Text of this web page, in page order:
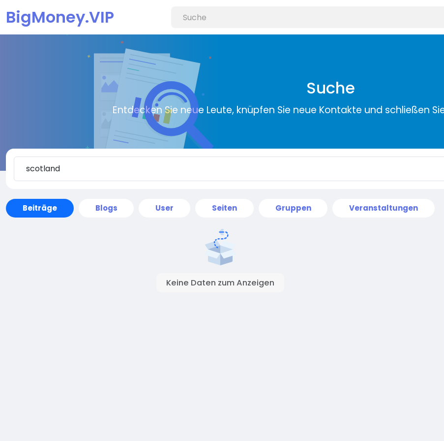
BigMoney.VIP
Suche
Entdecken Sie neue Leute, knüpfen Sie neue Kontakte und schließen
Beiträge Blogs User Seiten Gruppen Veranstaltungen
Keine Daten zum Anzeigen